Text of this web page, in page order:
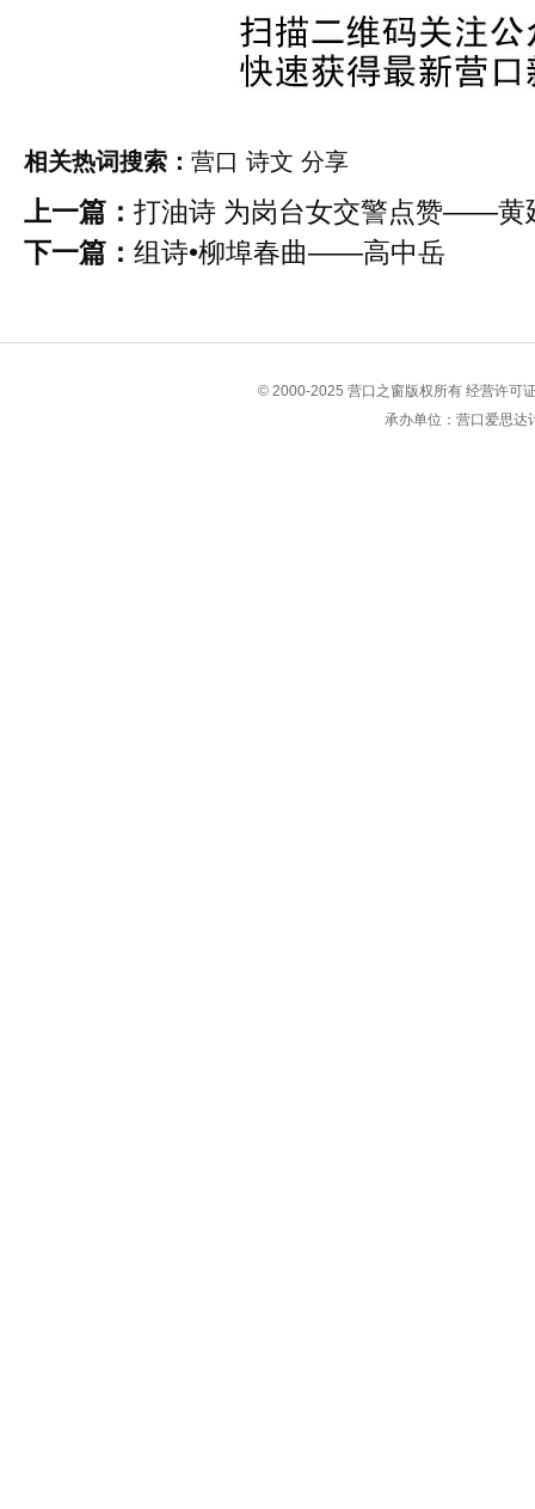
相关热词搜索： 营口 诗文 分享
上一篇： 打油诗 ​为岗台女交警点赞——黄
下一篇： 组诗•柳埠春曲——高中岳
© 2000-2025 营口之窗版权所有 经营许可
承办单位：营口爱思达